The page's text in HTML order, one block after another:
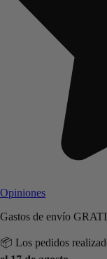
Opiniones
Gastos de envío
📦 Los pedidos